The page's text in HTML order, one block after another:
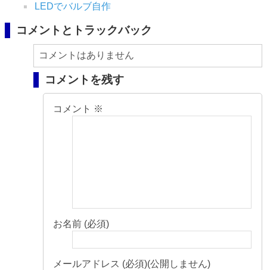
LEDでバルブ自作
コメントとトラックバック
コメントはありません
コメントを残す
コメント ※
お名前 (必須)
メールアドレス (必須)(公開しません)